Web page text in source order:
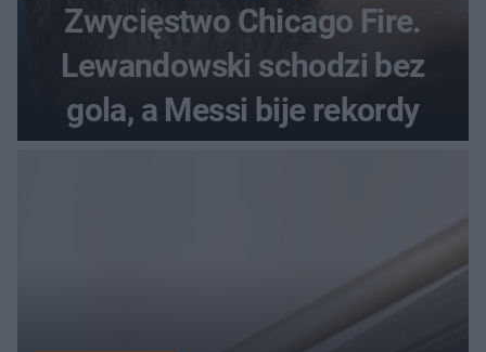
Zwycięstwo Chicago Fire.
Lewandowski schodzi bez
gola, a Messi bije rekordy